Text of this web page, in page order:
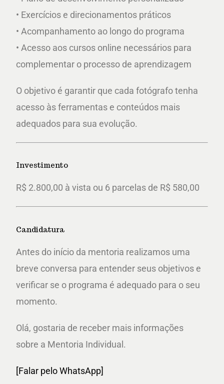
• Exercícios e direcionamentos práticos
• Acompanhamento ao longo do programa
• Acesso aos cursos online necessários para
complementar o processo de aprendizagem
O objetivo é garantir que cada fotógrafo tenha
acesso às ferramentas e conteúdos mais
adequados para sua evolução.
Investimento
R$ 2.800,00 à vista ou 6 parcelas de R$ 580,00
Candidatura
Antes do início da mentoria realizamos uma
breve conversa para entender seus objetivos e
verificar se o programa é adequado para o seu
momento.
Olá, gostaria de receber mais informações
sobre a Mentoria Individual.
[Falar pelo WhatsApp]